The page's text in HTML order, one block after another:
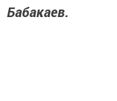
Бабакаев.